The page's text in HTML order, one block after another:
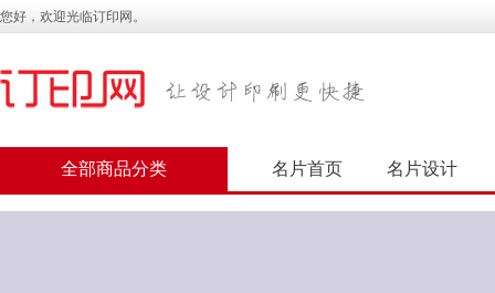
您好，欢迎光临订印网。
全部商品分类 名片首页 名片设计